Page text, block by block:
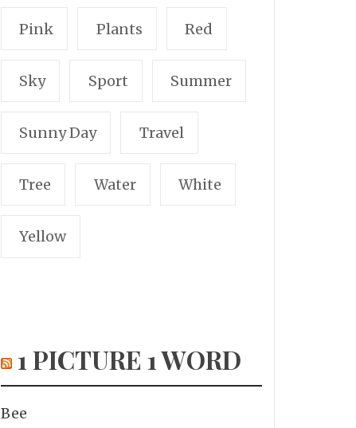
Pink Plants Red
Sky Sport Summer
Sunny Day Travel
Tree Water White
Yellow
1 PICTURE 1 WORD
Bee